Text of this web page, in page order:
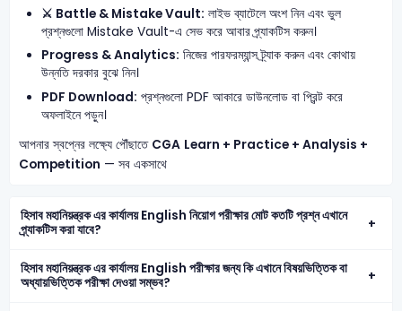
⚔️ Battle & Mistake Vault: লাইভ ব্যাটেলে অংশ নিন এবং ভুল
প্রশ্নগুলো Mistake Vault-এ সেভ করে আবার প্র্যাকটিস করুন।
Progress & Analytics: নিজের পারফরম্যান্স ট্র্যাক করুন এবং কোথায়
উন্নতি দরকার বুঝে নিন।
PDF Download: প্রশ্নগুলো PDF আকারে ডাউনলোড বা প্রিন্ট করে
অফলাইনে পড়ুন।
আপনার স্বপ্নের লক্ষ্যে পৌঁছাতে CGA Learn + Practice + Analysis +
Competition — সব একসাথে
হিসাব মহানিয়ন্ত্রক এর কার্যালয় English নিয়োগ পরীক্ষার মোট কতটি প্রশ্ন এখানে
প্র্যাকটিস করা যাবে?
হিসাব মহানিয়ন্ত্রক এর কার্যালয় English পরীক্ষার জন্য কি এখানে বিষয়ভিত্তিক বা
অধ্যায়ভিত্তিক পরীক্ষা দেওয়া সম্ভব?